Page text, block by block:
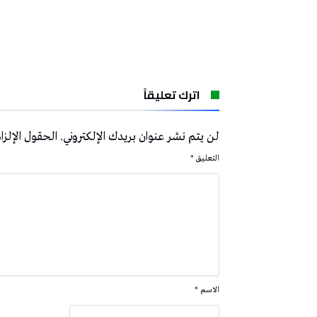
اترك تعليقاً
لن يتم نشر عنوان بريدك الإلكتروني. الحقول
التعليق *
الاسم *